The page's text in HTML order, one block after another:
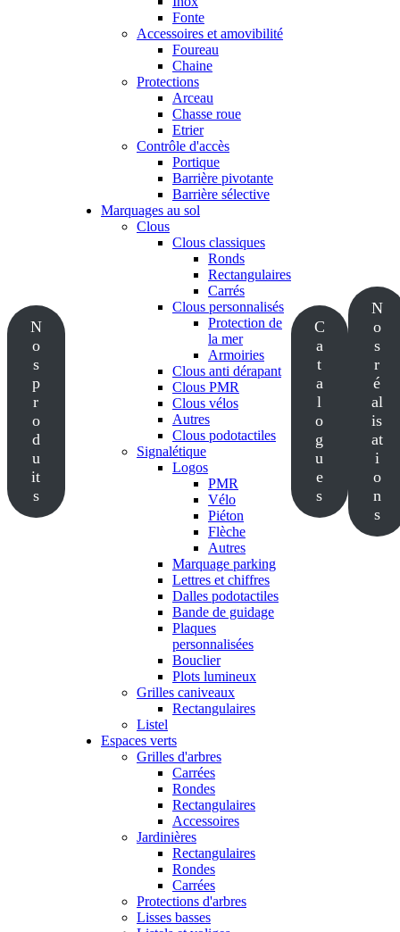
N
o
s
p
r
o
d
u
it
s
Fonte
Accessoires et amovibilité
Foureau
Chaine
Protections
Arceau
Chasse roue
Etrier
Contrôle d'accès
Portique
Barrière pivotante
Barrière sélective
Marquages au sol
Clous
Clous classiques
Ronds
Rectangulaires
Carrés
Clous personnalisés
Protection de
la mer
Armoiries
Clous anti dérapant
Clous PMR
Clous vélos
Autres
Clous podotactiles
Signalétique
Logos
PMR
Vélo
Piéton
Flèche
Autres
Marquage parking
Lettres et chiffres
Dalles podotactiles
Bande de guidage
Plaques
personnalisées
Bouclier
Plots lumineux
Grilles caniveaux
Rectangulaires
Listel
Espaces verts
Grilles d'arbres
Carrées
Rondes
Rectangulaires
Accessoires
Jardinières
Rectangulaires
Rondes
Carrées
Protections d'arbres
Lisses basses
C
a
t
a
l
o
g
u
e
s
N
o
s
r
é
al
is
at
i
o
n
s